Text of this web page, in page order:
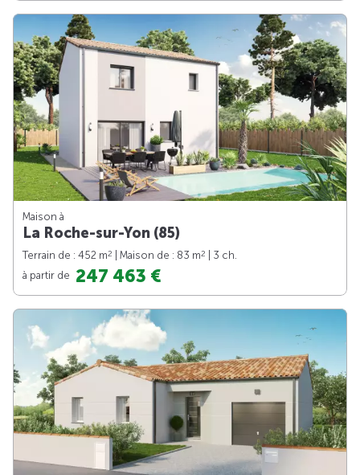
Maison à
La Roche-sur-Yon (85)
Terrain de : 452 m2 | Maison de : 83 m2
| 3 ch.
à partir de 247 463 €